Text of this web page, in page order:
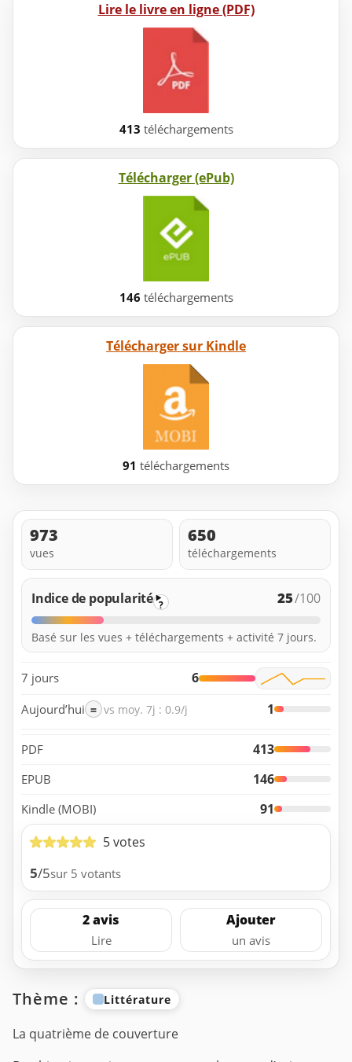
Lire le livre en ligne (PDF)
413 téléchargements
Télécharger (ePub)
146 téléchargements
Télécharger sur Kindle
91 téléchargements
973
vues
650
téléchargements
Indice de popularité ? 25/100
Basé sur les vues + téléchargements + activité 7 jours.
7 jours 6
Aujourd’hui = vs moy. 7j : 0.9/j 1
PDF 413
EPUB 146
Kindle (MOBI)
91
5 votes
5/5sur 5 votants
2 avis
Lire
Ajouter
un avis
Thème : Littérature
La quatrième de couverture